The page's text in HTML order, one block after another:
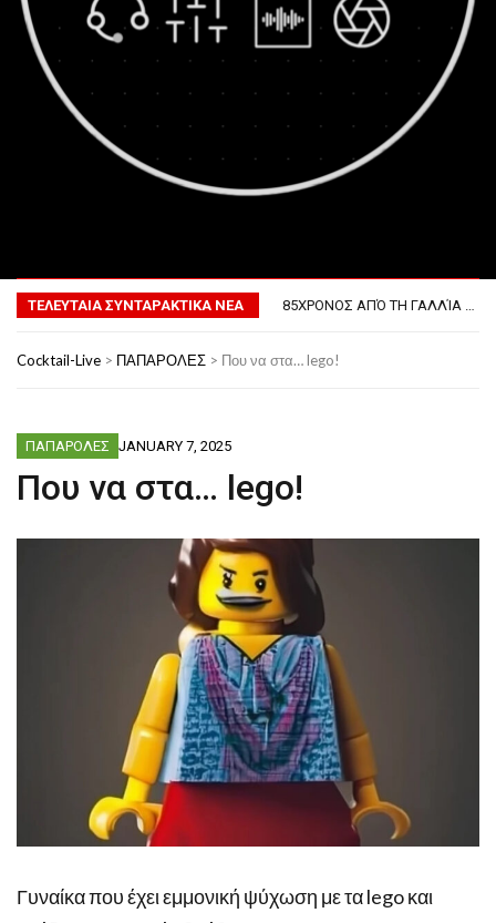
ΤΕΛΕΥΤΑΙΑ ΣΥΝΤΑΡΑΚΤΙΚΑ ΝΕΑ
ΦΟΒΕΡΆ ΔΏΡΑ ΓΙΑ ΤΟ ΕΠΌΜΕΝΟ ΔΕΚΑΉΜΕΡΟ!
85ΧΡΟΝΟΣ ΑΠΌ ΤΗ ΓΑΛΛΊΑ ΛΌΓΩ GPS ΚΑΤΈΛΗΞΕ ΣΤΗΝ… ΚΡΟΑΤΊΑ!
Cocktail-Live > ΠΑΠΑΡΟΛΕΣ > Που να στα… lego!
ΠΑΠΑΡΟΛΕΣ JANUARY 7, 2025
Που να στα… lego!
Γυναίκα που έχει εμμονική ψύχωση με τα lego και